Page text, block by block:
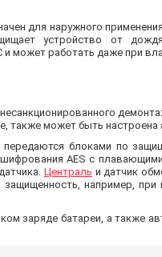
для наружного
устройство от
и может работать даже при
также может быть настроена
блоками по
AES с
Централь и датчик
например,
заряде батареи, а также